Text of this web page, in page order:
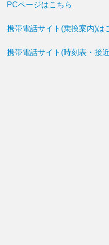
PCページはこちら
携帯電話サイト(乗換案内)は
携帯電話サイト(時刻表・接